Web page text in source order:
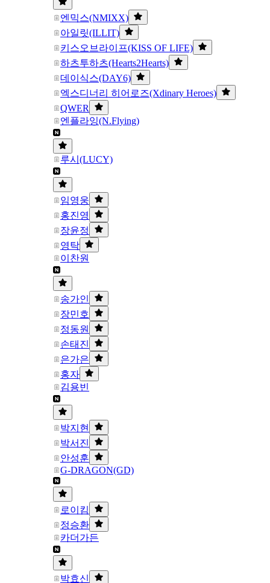
엔믹스(NMIXX)
아일릿(ILLIT)
키스오브라이프(KISS OF LIFE)
하츠투하츠(Hearts2Hearts)
데이식스(DAY6)
엑스디너리 히어로즈(Xdinary Heroes)
QWER
엔플라잉(N.Flying)
루시(LUCY)
임영웅
홍진영
장윤정
영탁
이찬원
송가인
장민호
정동원
손태진
은가은
홍자
김용빈
박지현
박서진
안성훈
G-DRAGON(GD)
로이킴
정승환
카더가든
박효신